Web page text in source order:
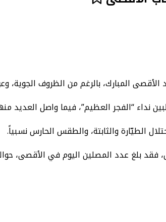
المبارك، بالرغم من الظروف الجوية،
نداء “الفجر العظيم”، فيما واصل
الطيّارة والثابتة، والطقس الحارس نسبياً.
عدد المصلين اليوم في الأقصى، حوالي 40000